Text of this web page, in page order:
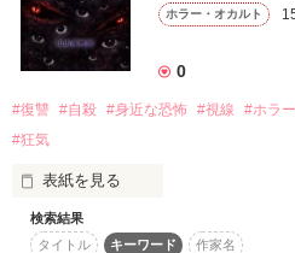
どうしてこんなに胸が苦しいの……
素直になれない2人の
ジレ甘ラブストーリー
いつも優しく励ましてくれる彼と
でも、ある出来事がきっかけになっ
私の運命の歯車が、大きく変わっ
☑ 最初に思いついた答えは、忘れ
☑ 言葉の裏側を見て。
☑ 書いてあることが、すべてとは
【受験者記録】
おたま様
ホラー・オカルト
0
#復讐 #自殺 #身近な恐怖 #視線 #ホラー
#狂気
表紙を見る
――・・・アナタノコトヲゼッタ
検索結果
タイトル
キーワード 作家名